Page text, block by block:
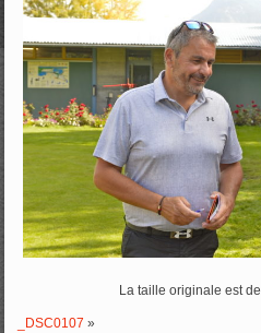
La taille originale est de
_DSC0107 »